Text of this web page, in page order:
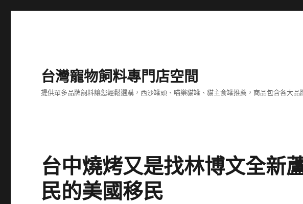
台灣寵物飼料專門店空間
提供眾多品牌飼料讓您輕鬆選購，西沙罐頭、喵樂貓罐、貓主食罐推薦，商品包含各大
台中燒烤又是找林博文全新
民的美國移民